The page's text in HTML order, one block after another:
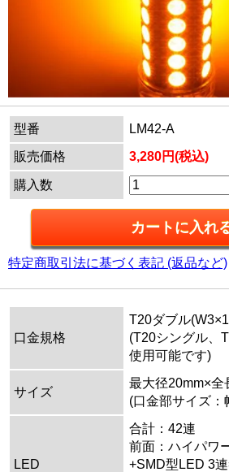
型番
LM42-A
販売価格
3,280円(税込)
購入数
特定商取引法に基づく表記 (返品など)
口金規格
T20ダブル
(T20シングル、
使用可能です)
サイズ
最大径20mm×全
(口金部サイズ：
LED
合計：42連
前面：ハイパワ
+SMD型LED 3